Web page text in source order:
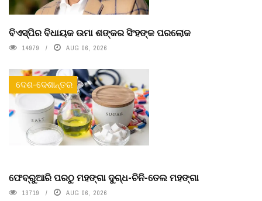
ବିଏସ୍‌ପିର ବିଧାୟକ ଉମା ଶଙ୍କର ସିଂହଙ୍କ ପରଲୋକ
14979 AUG 06, 2026
ଦେଶ-ଦେଶାନ୍ତର
ଫେବ୍ରୁଆରି ପରଠୁ ମହଙ୍ଗା ଦୁଗ୍ଧ-ଚିନି-ତେଲ ମହଙ୍ଗା
13719 AUG 06, 2026